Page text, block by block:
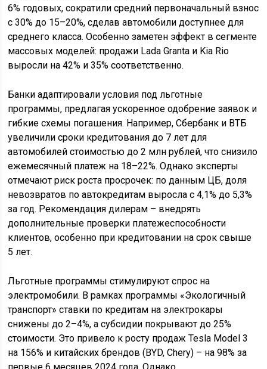
6% годовых, сократили средний первоначальный взнос
с 30% до 15–20%, сделав автомобили доступнее для
среднего класса. Особенно заметен эффект в сегменте
массовых моделей: продажи Lada Granta и Kia Rio
выросли на 42% и 35% соответственно.
Банки адаптировали условия под льготные
программы, предлагая ускоренное одобрение заявок и
гибкие схемы погашения. Например, Сбербанк и ВТБ
увеличили сроки кредитования до 7 лет для
автомобилей стоимостью до 2 млн рублей, что снизило
ежемесячный платеж на 18–22%. Однако эксперты
отмечают риск роста просрочек: по данным ЦБ, доля
невозвратов по автокредитам выросла с 4,1% до 5,3%
за год. Рекомендация дилерам – внедрять
дополнительные проверки платежеспособности
клиентов, особенно при кредитовании на срок свыше
5 лет.
Льготные программы стимулируют спрос на
электромобили. В рамках программы «Экологичный
транспорт» ставки по кредитам на электрокары
снижены до 2–4%, а субсидии покрывают до 25%
стоимости. Это привело к росту продаж Tesla Model 3
на 156% и китайских брендов (BYD, Chery) – на 98% за